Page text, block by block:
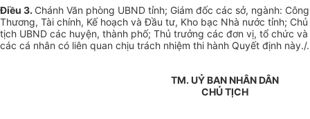
Điều 3. Chánh Văn phòng UBND tỉnh; Giám đốc các sở, ngành: Công
Thương, Tài chính, Kế hoạch và Đầu tư, Kho bạc Nhà nước tỉnh; Chủ
tịch UBND các huyện, thành phố; Thủ trưởng các đơn vị, tổ chức và
các cá nhân có liên quan chịu trách nhiệm thi hành Quyết định này./.
TM. UỶ BAN NHÂN DÂN
CHỦ TỊCH